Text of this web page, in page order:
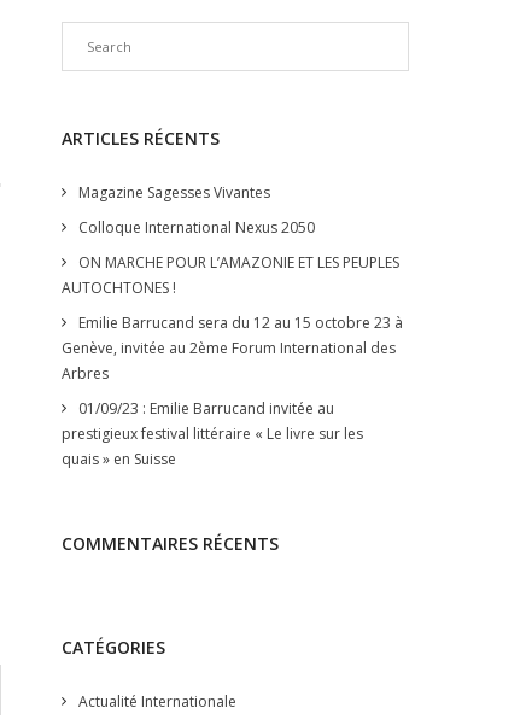
ARTICLES RÉCENTS
Magazine Sagesses Vivantes
Colloque International Nexus 2050
ON MARCHE POUR L’AMAZONIE ET LES PEUPLES
AUTOCHTONES !
Emilie Barrucand sera du 12 au 15 octobre 23 à
Genève, invitée au 2ème Forum International des
Arbres
01/09/23 : Emilie Barrucand invitée au
prestigieux festival littéraire « Le livre sur les
quais » en Suisse
COMMENTAIRES RÉCENTS
CATÉGORIES
Actualité Internationale